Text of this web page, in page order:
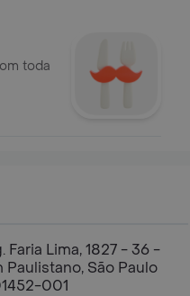
toda
Faria Lima, 1827 - 36 -
Paulistano, São Paulo
001